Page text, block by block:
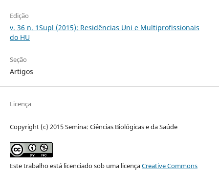
Edição
v. 36 n. 1Supl (2015): Residências Uni e Multiprofissionais
do HU
Seção
Artigos
Licença
Copyright (c) 2015 Semina: Ciências Biológicas e da Saúde
Este trabalho está licenciado sob uma licençaCreative Commons